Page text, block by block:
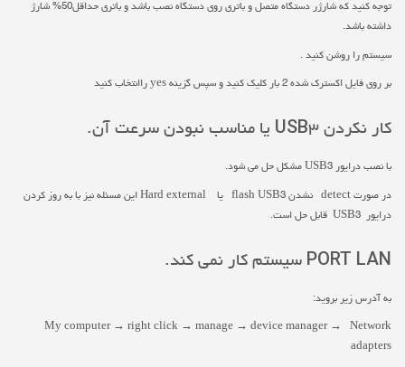
توجه کنید که شارژر دستگاه متصل و باتری روی دستگاه نصب باشد و باتری حداقل50% شارژ
داشته باشد.
سیستم را روشن کنید .
بر روی فایل اکسترک شده 2 بار کلیک کنید و سپس گزینه yes راانتخاب کنید
کار نکردن USB3 یا مناسب نبودن سرعت آن.
با نصب درایور USB3 مشکل حل می شود.
در صورت detect نشدن flash USB3 یا Hard external این مسئله نیز با به روز کردن
درایور USB3 قابل حل است.
PORT LAN سیستم کار نمی کند.
به آدرس زیر بروید:
My computer → right click → manage → device manager → Network
adapters